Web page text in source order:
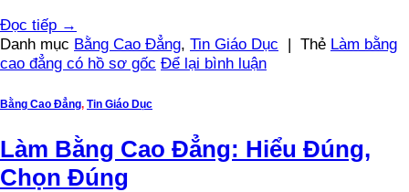
Đọc tiếp →
Danh mục Bằng Cao Đẳng, Tin Giáo Dục | Thẻ Làm bằng
cao đẳng có hồ sơ gốc Để lại bình luận
Bằng Cao Đẳng, Tin Giáo Dục
Làm Bằng Cao Đẳng: Hiểu Đúng,
Chọn Đúng